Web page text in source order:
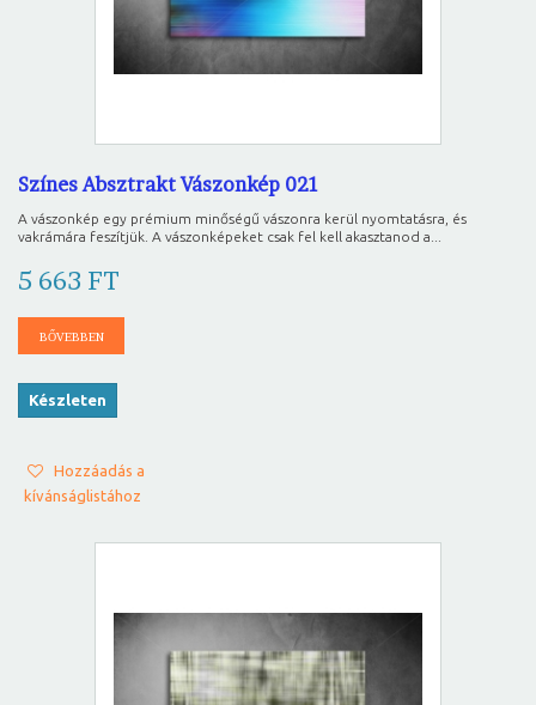
Színes Absztrakt Vászonkép 021
A vászonkép egy prémium minőségű vászonra kerül nyomtatásra, és
vakrámára feszítjük. A vászonképeket csak fel kell akasztanod a...
5 663 FT
BŐVEBBEN
Készleten
Hozzáadás a
kívánságlistához